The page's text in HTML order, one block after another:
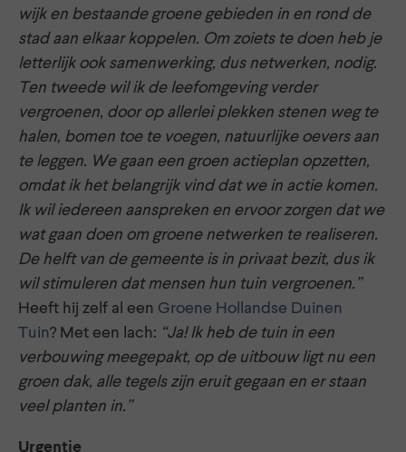
wijk en bestaande groene gebieden in en rond de
stad aan elkaar koppelen. Om zoiets te doen heb je
letterlijk ook samenwerking, dus netwerken, nodig.
Ten tweede wil ik de leefomgeving verder
vergroenen, door op allerlei plekken stenen weg te
halen, bomen toe te voegen, natuurlijke oevers aan
te leggen. We gaan een groen actieplan opzetten,
omdat ik het belangrijk vind dat we in actie komen.
Ik wil iedereen aanspreken en ervoor zorgen dat we
wat gaan doen om groene netwerken te realiseren.
De helft van de gemeente is in privaat bezit, dus ik
wil stimuleren dat mensen hun tuin vergroenen.”
Heeft hij zelf al een Groene Hollandse Duinen
Tuin? Met een lach: “Ja! Ik heb de tuin in een
verbouwing meegepakt, op de uitbouw ligt nu een
groen dak, alle tegels zijn eruit gegaan en er staan
veel planten in.”
Urgentie